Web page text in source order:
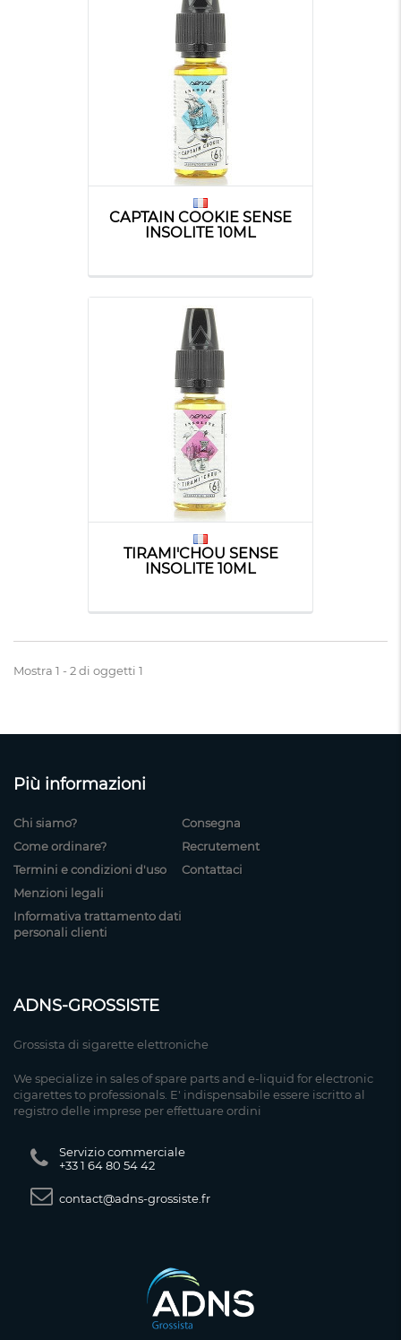
CAPTAIN COOKIE SENSE
INSOLITE 10ML
TIRAMI'CHOU SENSE
INSOLITE 10ML
Mostra 1 - 2 di oggetti 1
Più informazioni
Chi siamo?
Come ordinare?
Termini e condizioni d'uso
Menzioni legali
Informativa trattamento dati
personali clienti
Consegna
Recrutement
Contattaci
ADNS-GROSSISTE
Grossista di sigarette elettroniche
We specialize in sales of spare parts and e-liquid for electronic
cigarettes to professionals. E' indispensabile essere iscritto al
registro delle imprese per effettuare ordini
Servizio commerciale
+33 1 64 80 54 42
contact@adns-grossiste.fr